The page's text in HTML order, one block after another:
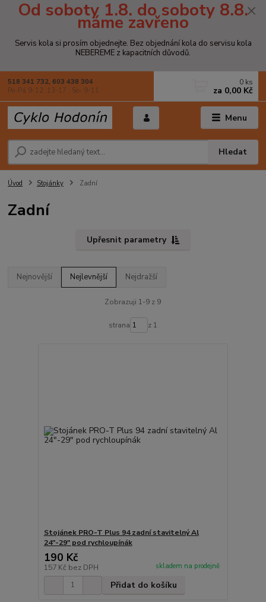
Od soboty 1.8. do soboty 8.8.
máme zavřeno
Servis kola si prosím objednejte. Bez objednání kola do servisu kola
NEBEREME z kapacitních důvodů.
Menu
Hledat
518 341 732, 603 438 304
Po-Pá 9-12, 13-17 ; So- 9-11
0 ks
za 0,00 Kč
Úvod Stojánky Zadní
Zadní
Upřesnit parametry
Nejnovější Nejlevnější Nejdražší
Zobrazuji 1-9 z 9
strana z 1
Stojánek PRO-T Plus 94 zadní stavitelný Al
24"-29" pod rychloupínák
190 Kč
157 Kč bez DPH skladem na prodejně
Přidat do košíku